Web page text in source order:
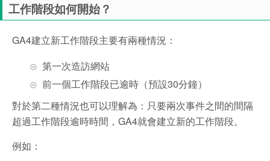
工作階段如何開始？
GA4建立新工作階段主要有兩種情況：
第一次造訪網站
前一個工作階段已逾時（預設30分鐘）
對於第二種情況也可以理解為：只要兩次事件之間的間隔
超過工作階段逾時時間，GA4就會建立新的工作階段。
例如：